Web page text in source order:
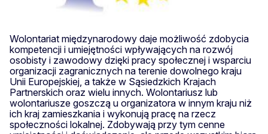
Wolontariat międzynarodowy daje możliwość zdobycia
kompetencji i umiejętności wpływających na rozwój
osobisty i zawodowy dzięki pracy społecznej i wsparciu
organizacji zagranicznych na terenie dowolnego kraju
Unii Europejskiej, a także w Sąsiedzkich Krajach
Partnerskich oraz wielu innych. Wolontariusz lub
wolontariusze goszczą u organizatora w innym kraju niż
ich kraj zamieszkania i wykonują pracę na rzecz
społeczności lokalnej. Zdobywają przy tym cenne